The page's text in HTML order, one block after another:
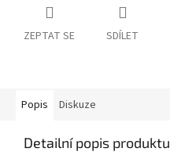
ZEPTAT SE SDÍLET
Popis Diskuze
Detailní popis produktu